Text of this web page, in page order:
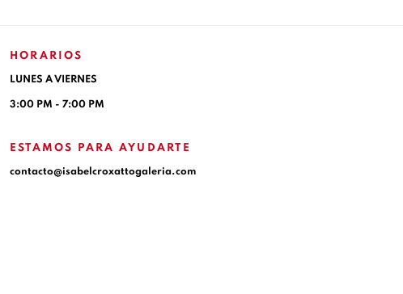
HORARIOS
LUNES A VIERNES
3:00 PM - 7:00 PM
ESTAMOS PARA AYUDARTE
contacto@isabelcroxattogaleria.com